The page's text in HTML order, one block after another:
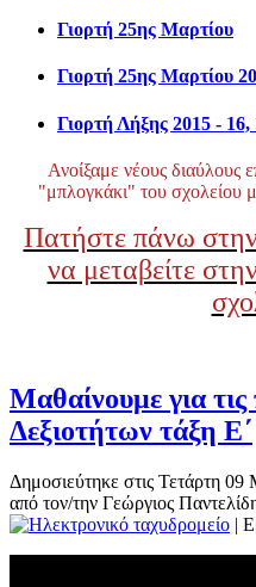
Γιορτή 25ης Μαρτίου
Γιορτή 25ης Μαρτίου
Γιορτή Λήξης 2015 - 16,
Ανοίξαμε νέους διαύλους
"μπλογκάκι" του σχολείου
Πατήστε πάνω
να μεταβείτε
Μαθαίνουμε για
Δεξιοτήτων τάξη Ε΄
Δημοσιεύτηκε στις Τετάρτη
από τον/την Γεώργιος
|